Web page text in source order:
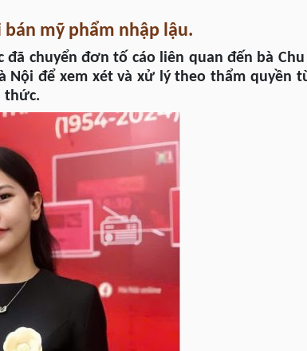
bán mỹ phẩm nhập lậu.
đã chuyển đơn tố cáo liên quan đến bà
để xem xét và xử lý theo thẩm quyền
thức.